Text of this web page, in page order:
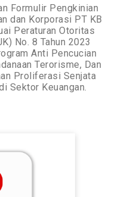
Formulir Pengkinian
dan Korporasi PT KB
Peraturan Otoritas
No. 8 Tahun 2023
Anti Pencucian
Terorisme, Dan
Proliferasi Senjata
Sektor Keuangan.